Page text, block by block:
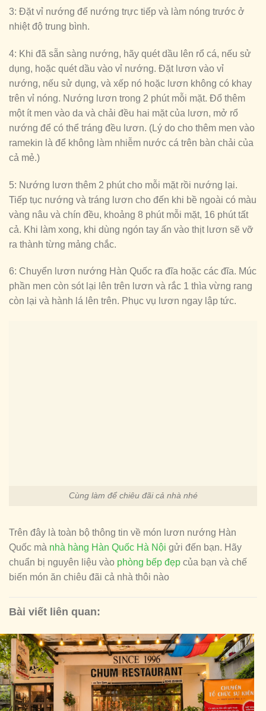
3: Đặt vỉ nướng để nướng trực tiếp và làm nóng trước ở
nhiệt độ trung bình.
4: Khi đã sẵn sàng nướng, hãy quét dầu lên rổ cá, nếu sử
dụng, hoặc quét dầu vào vỉ nướng. Đặt lươn vào vỉ
nướng, nếu sử dụng, và xếp nó hoặc lươn không có khay
trên vỉ nóng. Nướng lươn trong 2 phút mỗi mặt. Đổ thêm
một ít men vào da và chải đều hai mặt của lươn, mở rổ
nướng để có thể tráng đều lươn. (Lý do cho thêm men vào
ramekin là để không làm nhiễm nước cá trên bàn chải của
cả mẻ.)
5: Nướng lươn thêm 2 phút cho mỗi mặt rồi nướng lại.
Tiếp tục nướng và tráng lươn cho đến khi bề ngoài có màu
vàng nâu và chín đều, khoảng 8 phút mỗi mặt, 16 phút tất
cả. Khi làm xong, khi dùng ngón tay ấn vào thịt lươn sẽ vỡ
ra thành từng mảng chắc.
6: Chuyển lươn nướng Hàn Quốc ra đĩa hoặc các đĩa. Múc
phần men còn sót lại lên trên lươn và rắc 1 thìa vừng rang
còn lại và hành lá lên trên. Phục vụ lươn ngay lập tức.
Cùng làm để chiêu đãi cả nhà nhé
Trên đây là toàn bộ thông tin về món lươn nướng Hàn
Quốc mà nhà hàng Hàn Quốc Hà Nội gửi đến bạn. Hãy
chuẩn bị nguyên liệu vào phòng bếp đẹp của bạn và chế
biến món ăn chiêu đãi cả nhà thôi nào
Bài viết liên quan: